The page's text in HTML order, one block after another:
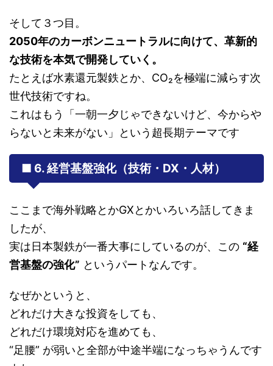
そして３つ目。
2050年のカーボンニュートラルに向けて、革新的
な技術を本気で開発していく。
たとえば水素還元製鉄とか、CO₂を極端に減らす次
世代技術ですね。
これはもう「一朝一夕じゃできないけど、今からや
らないと未来がない」という超長期テーマです
■ 6. 経営基盤強化（技術・DX・人材）
ここまで海外戦略とかGXとかいろいろ話してきま
したが、
実は日本製鉄が一番大事にしているのが、この “経
営基盤の強化” というパートなんです。
なぜかというと、
どれだけ大きな投資をしても、
どれだけ環境対応を進めても、
“足腰” が弱いと全部が中途半端になっちゃうんです